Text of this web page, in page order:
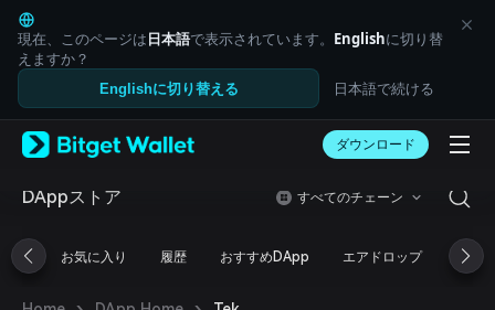
English
日本語
Tiếng Việt
Русский
Español (Latinoamérica)
Italiano
Deutsch
繁體中文
Português (Portugal)
現在、このページは日本語で表示されています。 Englishに切り替
えますか？
Englishに切り替える 日本語で続ける
ダウンロード
DAppストア すべてのチェーン
お気に入り 履歴 おすすめDApp エアドロップ DeFi